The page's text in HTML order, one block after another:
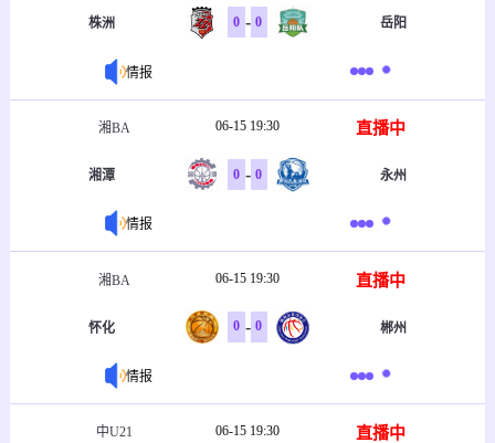
株洲 0 - 0 岳阳
情报
湘BA 06-15 19:30 直播中
湘潭 0 - 0 永州
情报
湘BA 06-15 19:30 直播中
怀化 0 - 0 郴州
情报
中U21 06-15 19:30 直播中